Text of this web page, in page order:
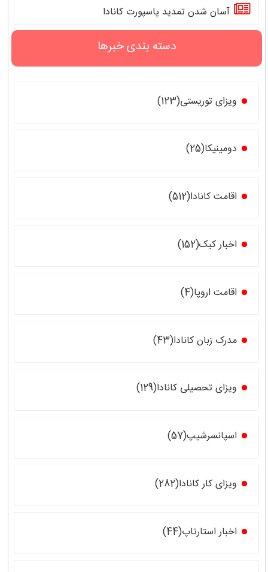
آسان شدن تمدید پاسپورت کانادا
دسته بندی خبرها
ویزای توریستی(123)
دومینیکا(25)
اقامت کانادا(512)
اخبار کبک(152)
اقامت اروپا(4)
مدرک زبان کانادا(43)
ویزای تحصیلی کانادا(129)
اسپانسرشیپ(57)
ویزای کار کانادا(282)
اخبار استارتاپ(44)